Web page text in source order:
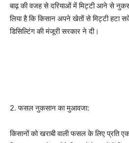
बाढ़ की वजह से दरियाओं में मिट्टी आने से
लिया है कि किसान अपने खेतों से मिट्टी हटा
डिसिल्टिंग की मंजूरी सरकार ने दी।
2. फसल नुकसान का मुआवजा:
किसानों को खराबी वाली फसल के लिए प्रति